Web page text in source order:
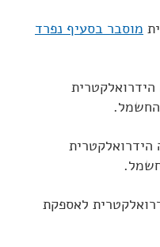
מוסבר בסעיף נפרד
לאספקת